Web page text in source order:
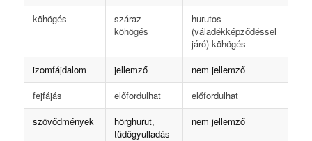
köhögés
száraz
köhögés
hurutos
(váladékképződéssel
járó) köhögés
izomfájdalom
jellemző
nem jellemző
fejfájás
előfordulhat
előfordulhat
szövődmények
hörghurut,
tüdőgyulladás
nem jellemző